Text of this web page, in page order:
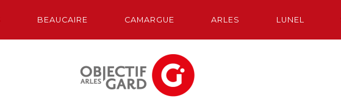
BEAUCAIRE CAMARGUE ARLES LUNEL